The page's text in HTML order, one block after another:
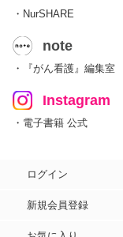
・NurSHARE
note
・『がん看護』編集室
Instagram
・電子書籍 公式
ログイン
新規会員登録